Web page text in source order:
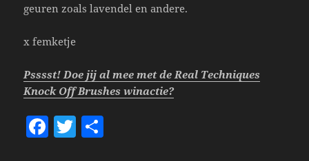
geuren zoals lavendel en andere.
x femketje
Psssst! Doe jij al mee met de Real Techniques
Knock Off Brushes winactie?
F T